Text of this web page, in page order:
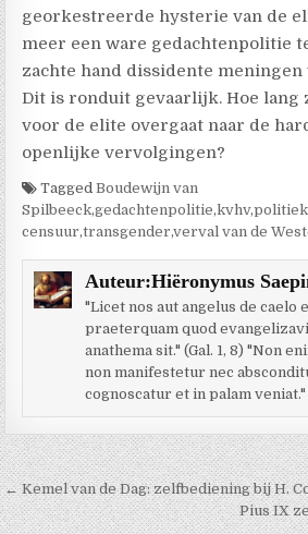
georkestreerde hysterie van de
meer een ware gedachtenpolitie
zachte hand dissidente
Dit is ronduit gevaarlijk. Hoe lang
voor de elite overgaat naar de
openlijke vervolgingen?
TaggedBoudewijn van
Spilbeeck,gedachtenpolitie,kvhv,
censuur,transgender,verval van de
Auteur:Hiëronymus
"Licet nos aut angelus de caelo
praeterquam quod
anathema sit." (Gal. 1, 8) "Non
non manifestetur nec
cognoscatur et in palam veniat."
Berichtnavigatie
← Kemel van de Dag: zelfbediening bij H.
Pius IX